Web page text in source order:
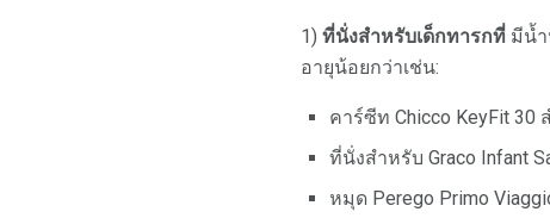
1) ที่นั่งสำหรับเด็กทารกที่ มีน้
อายุน้อยกว่าเช่น:
คาร์ซีท Chicco KeyFit 30
ที่นั่งสำหรับ Graco Infant
หมุด Perego Primo